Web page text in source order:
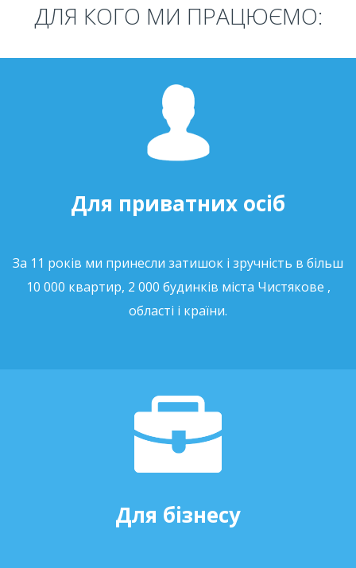
ДЛЯ КОГО МИ ПРАЦЮЄМО:
Для приватних осіб
За 11 років ми принесли затишок і зручність в більш
10 000 квартир, 2 000 будинків міста Чистякове ,
області і країни.
Для бізнесу